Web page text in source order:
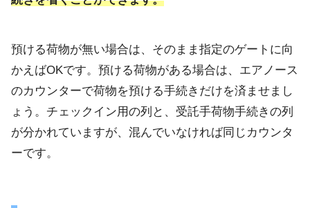
預ける荷物が無い場合は、そのまま指定のゲートに向
かえばOKです。預ける荷物がある場合は、エアノース
のカウンターで荷物を預ける手続きだけを済ませまし
ょう。チェックイン用の列と、受託手荷物手続きの列
が分かれていますが、混んでいなければ同じカウンタ
ーです。